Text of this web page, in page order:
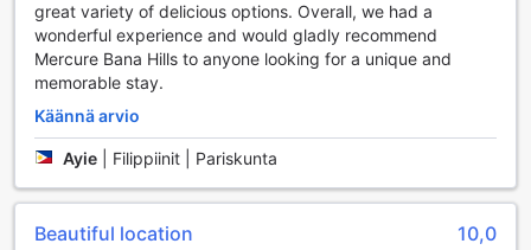
Mukavuudet Mercure Danang French Village Bana
Hillsissa
Mercure Danang French Village Bana Hills tarjoaa vierailleen
laajan valikoiman mukavuuksia, jotka tekevät vierailusta
miellyttävän ja vaivattoman. Hotellissa on 24 tunnin
huonepalvelu, joka takaa, että voit nauttia herkullisista
aterioista ja välipaloista milloin tahansa. Lisäksi hotellin
kaikissa kysymyksissäsi ja järjestelyissäsi, jotta voit
great variety of delicious options. Overall, we had a
wonderful experience and would gladly recommend
Mercure Bana Hills to anyone looking for a unique and
memorable stay.
Käännä arvio
Ayie Filippiinit | Pariskunta
Beautiful location 10,0